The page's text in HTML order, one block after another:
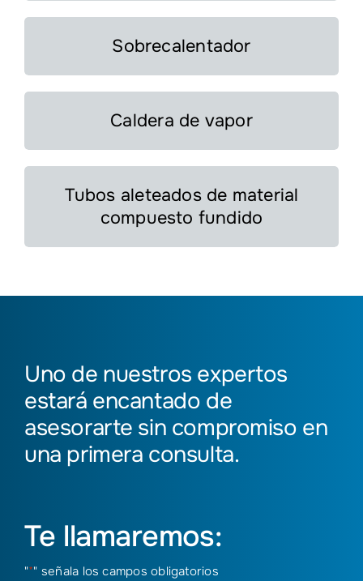
Sobrecalentador
Caldera de vapor
Tubos aleteados de material
compuesto fundido
Uno de nuestros expertos
estará encantado de
asesorarte sin compromiso en
una primera consulta.
Te llamaremos:
"*" señala los campos obligatorios